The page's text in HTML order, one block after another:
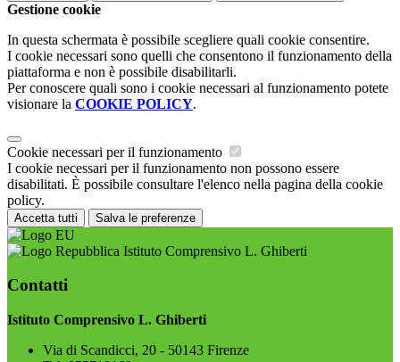
Gestione cookie
In questa schermata è possibile scegliere quali cookie consentire.
I cookie necessari sono quelli che consentono il funzionamento della
piattaforma e non è possibile disabilitarli.
Per conoscere quali sono i cookie necessari al funzionamento potete
visionare la COOKIE POLICY.
Cookie necessari per il funzionamento
I cookie necessari per il funzionamento non possono essere
disabilitati. È possibile consultare l'elenco nella pagina della cookie
policy.
Accetta tutti Salva le preferenze
Istituto Comprensivo L. Ghiberti
Contatti
Istituto Comprensivo L. Ghiberti
Via di Scandicci, 20 - 50143 Firenze